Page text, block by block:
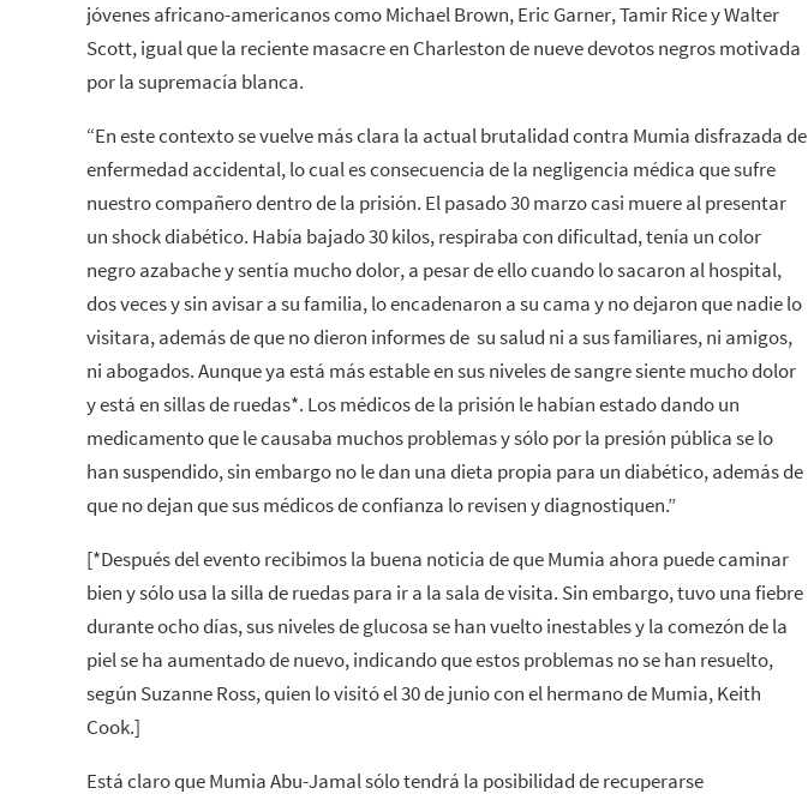
jóvenes africano-americanos como Michael Brown, Eric Garner, Tamir Rice y Walter
Scott, igual que la reciente masacre en Charleston de nueve devotos negros motivada
por la supremacía blanca.
“En este contexto se vuelve más clara la actual brutalidad contra Mumia disfrazada de
enfermedad accidental, lo cual es consecuencia de la negligencia médica que sufre
nuestro compañero dentro de la prisión. El pasado 30 marzo casi muere al presentar
un shock diabético. Había bajado 30 kilos, respiraba con dificultad, tenía un color
negro azabache y sentía mucho dolor, a pesar de ello cuando lo sacaron al hospital,
dos veces y sin avisar a su familia, lo encadenaron a su cama y no dejaron que nadie lo
visitara, además de que no dieron informes de su salud ni a sus familiares, ni amigos,
ni abogados. Aunque ya está más estable en sus niveles de sangre siente mucho dolor
y está en sillas de ruedas*. Los médicos de la prisión le habían estado dando un
medicamento que le causaba muchos problemas y sólo por la presión pública se lo
han suspendido, sin embargo no le dan una dieta propia para un diabético, además de
que no dejan que sus médicos de confianza lo revisen y diagnostiquen.”
[*Después del evento recibimos la buena noticia de que Mumia ahora puede caminar
bien y sólo usa la silla de ruedas para ir a la sala de visita. Sin embargo, tuvo una fiebre
durante ocho días, sus niveles de glucosa se han vuelto inestables y la comezón de la
piel se ha aumentado de nuevo, indicando que estos problemas no se han resuelto,
según Suzanne Ross, quien lo visitó el 30 de junio con el hermano de Mumia, Keith
Cook.]
Está claro que Mumia Abu-Jamal sólo tendrá la posibilidad de recuperarse